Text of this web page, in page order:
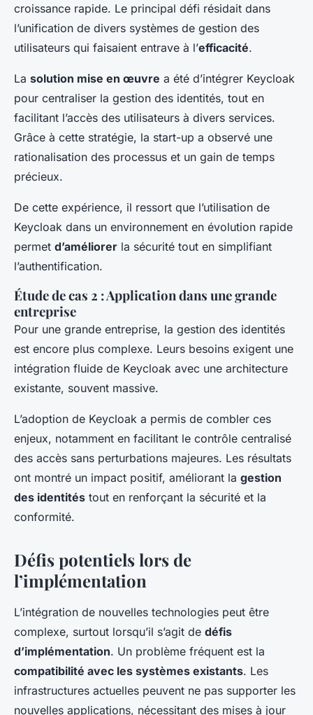
croissance rapide. Le principal défi résidait dans
l’unification de divers systèmes de gestion des
utilisateurs qui faisaient entrave à l’efficacité.
La solution mise en œuvre a été d’intégrer Keycloak
pour centraliser la gestion des identités, tout en
facilitant l’accès des utilisateurs à divers services.
Grâce à cette stratégie, la start-up a observé une
rationalisation des processus et un gain de temps
précieux.
De cette expérience, il ressort que l’utilisation de
Keycloak dans un environnement en évolution rapide
permet d’améliorer la sécurité tout en simplifiant
l’authentification.
Étude de cas 2 : Application dans une grande
entreprise
Pour une grande entreprise, la gestion des identités
est encore plus complexe. Leurs besoins exigent une
intégration fluide de Keycloak avec une architecture
existante, souvent massive.
L’adoption de Keycloak a permis de combler ces
enjeux, notamment en facilitant le contrôle centralisé
des accès sans perturbations majeures. Les résultats
ont montré un impact positif, améliorant la gestion
des identités tout en renforçant la sécurité et la
conformité.
Défis potentiels lors de
l’implémentation
L’intégration de nouvelles technologies peut être
complexe, surtout lorsqu’il s’agit de défis
d’implémentation. Un problème fréquent est la
compatibilité avec les systèmes existants. Les
infrastructures actuelles peuvent ne pas supporter les
nouvelles applications, nécessitant des mises à jour